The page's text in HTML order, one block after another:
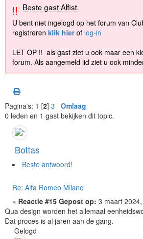
!! Beste gast Alfist,
U bent niet ingelogd op het forum van
registreren klik hierof log-in
LET OP !! als gast ziet u ook maar een
forum. Als aangemeld lid ziet u ook
Pagina's: 1 [2] 3
Omlaag
0 leden en 1 gast bekijken dit topic.
Bottas
Beste antwoord!
Re: Alfa Romeo Milano
« Reactie #15 Gepost op: 3 maart
Qua design worden het allemaal
Dat proces is al jaren aan de gang.
Gelogd